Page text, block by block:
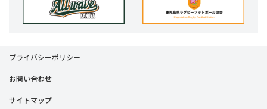
プライバシーポリシー
お問い合わせ
サイトマップ